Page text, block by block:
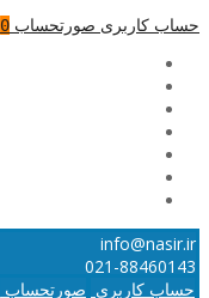
حساب کاربری صورتحساب 0
info@nasir.ir
021-88460143
حساب کاربری صورتحساب